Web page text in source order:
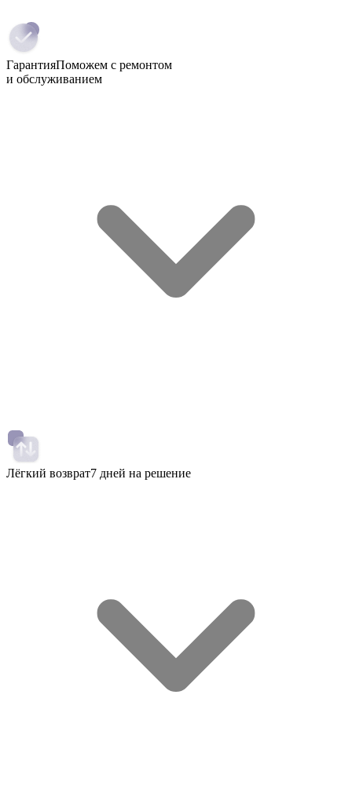
ГарантияПоможем с ремонтом
и обслуживанием
Лёгкий возврат7 дней на решение